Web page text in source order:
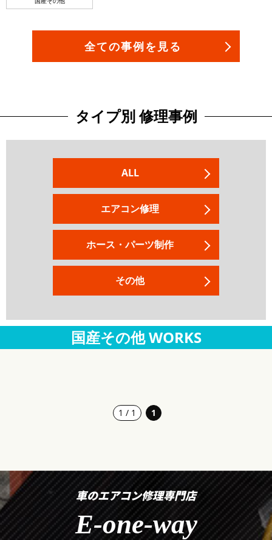
全ての事例を見る
タイプ別 修理事例
ALL
エアコン修理
ホース・パーツ制作
その他
国産その他 WORKS
1 / 1 1
車のエアコン修理専門店
E-one-way